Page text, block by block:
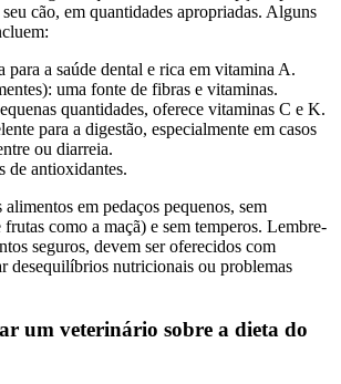
cão, em quantidades apropriadas. Alguns
para a saúde dental e rica em vitamina A.
uma fonte de fibras e vitaminas.
quantidades, oferece vitaminas C e K.
para a digestão, especialmente em casos
ou diarreia.
de antioxidantes.
alimentos em pedaços pequenos, sem
frutas como a maçã) e sem temperos. Lembre-
seguros, devem ser oferecidos com
desequilíbrios nutricionais ou problemas
um veterinário sobre a dieta do